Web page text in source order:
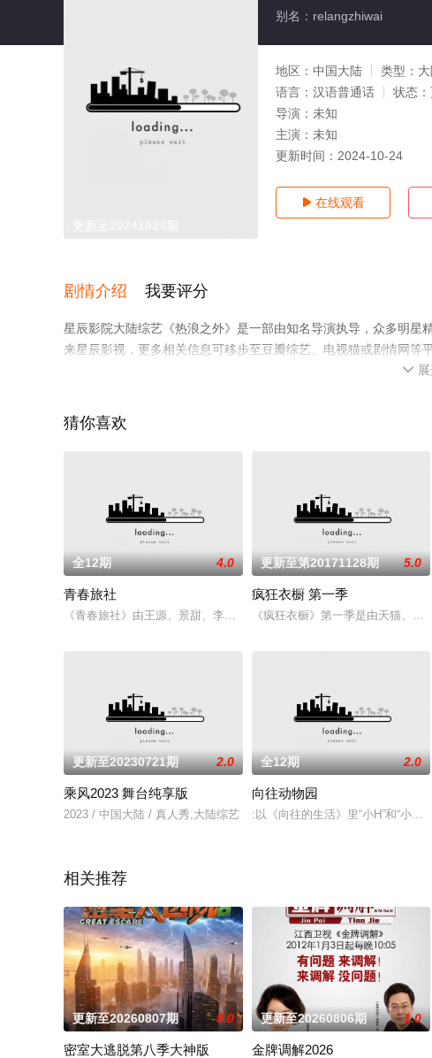
别名：relangzhiwai
地区： 中国大陆 类型：
语言： 汉语普通话 状态：
导演： 未知
主演： 未知
更新时间： 2024-10-24
 在线观看
剧情介绍 我要评分
星辰影院大陆综艺《热浪之外》是一部由知名导演执导，众多明
来星辰影视，更多相关信息可移步至豆瓣综艺、电视猫或剧情网等平

猜你喜欢
全12期 4.0
青春旅社
《青春旅社》由王源、景甜、李小璐、何穗、李静、戴军、赵英俊、程
更新至第20171128期 5.0
疯狂衣橱 第一季
《疯狂衣橱》第一季是由天猫、
更新至20230721期 2.0
乘风2023 舞台纯享版
2023 / 中国大陆 / 真人秀,大陆综艺
全12期 2.0
向往动物园
:以《向往的生活》里“小H”和“小
相关推荐
更新至20260807期 8.0
密室大逃脱第八季大神版
更新至20260806期 1.0
金牌调解2026